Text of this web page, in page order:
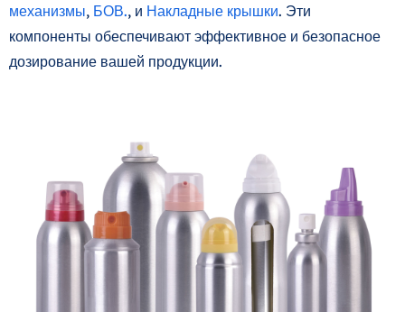
механизмы, БОВ., и Накладные крышки. Эти
компоненты обеспечивают эффективное и безопасное
дозирование вашей продукции.